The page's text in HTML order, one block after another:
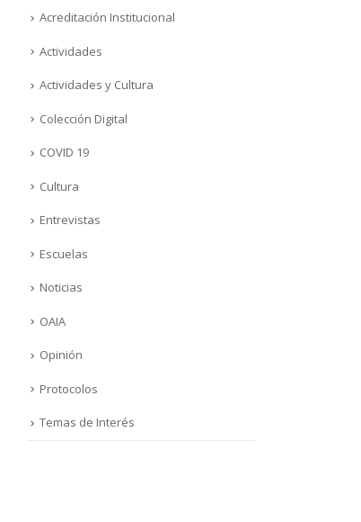
Acreditación Institucional
Actividades
Actividades y Cultura
Colección Digital
COVID 19
Cultura
Entrevistas
Escuelas
Noticias
OAIA
Opinión
Protocolos
Temas de Interés